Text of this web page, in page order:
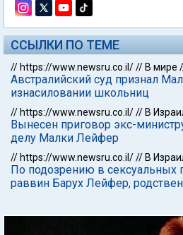
ССЫЛКИ ПО ТЕМЕ
// https://www.newsru.co.il/// В мире
Австралийский суд признал
изнасиловании школьниц
// https://www.newsru.co.il/// В
Вынесен приговор экс-
делу Малки Лейфер
// https://www.newsru.co.il/// В
По подозрению в сексуальных
раввин Барух Лейфер,